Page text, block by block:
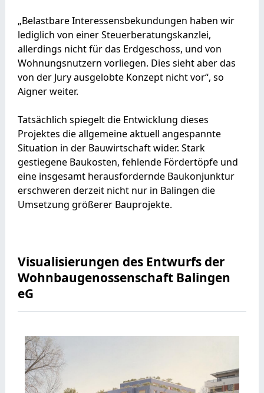
„Belastbare Interessensbekundungen haben wir
lediglich von einer Steuerberatungskanzlei,
allerdings nicht für das Erdgeschoss, und von
Wohnungsnutzern vorliegen. Dies sieht aber das
von der Jury ausgelobte Konzept nicht vor“, so
Aigner weiter.
Tatsächlich spiegelt die Entwicklung dieses
Projektes die allgemeine aktuell angespannte
Situation in der Bauwirtschaft wider. Stark
gestiegene Baukosten, fehlende Fördertöpfe und
eine insgesamt herausfordernde Baukonjunktur
erschweren derzeit nicht nur in Balingen die
Umsetzung größerer Bauprojekte.
Visualisierungen des Entwurfs der
Wohnbaugenossenschaft Balingen
eG